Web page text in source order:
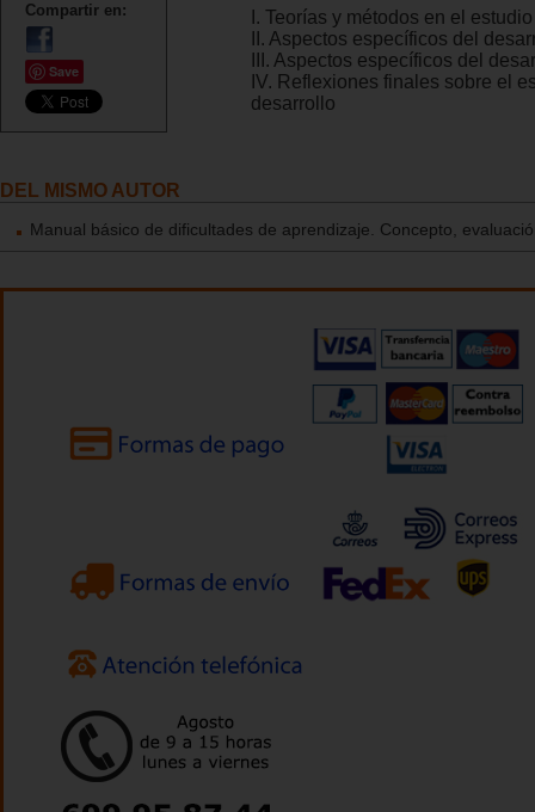
Compartir en:
Save
I. Teorías y métodos en el
II. Aspectos específicos del
III. Aspectos específicos del
IV. Reflexiones finales sobre el
desarrollo
DEL MISMO AUTOR
Manual básico de dificultades de aprendizaje. Concepto,